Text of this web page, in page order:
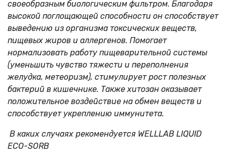
своеобразным биологическим фильтром. Благодаря
высокой поглощающей способности он способствует
выведению из организма токсических веществ,
пищевых жиров и аллергенов. Помогает
нормализовать работу пищеварительной системы
(уменьшить чувство тяжести и переполнения
желудка, метеоризм), стимулирует рост полезных
бактерий в кишечнике. Также хитозан оказывает
положительное воздействие на обмен веществ и
способствует укреплению иммунитета.
В каких случаях рекомендуется WELLLAB LIQUID
ECO-SORB